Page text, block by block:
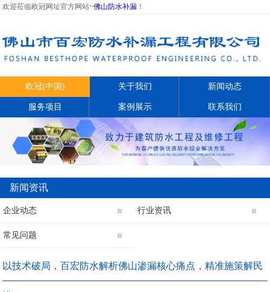
欢迎莅临欧冠网址官方网站~佛山防水补漏 ！
欧冠(中国) 关于我们 新闻动态
服务项目 案例展示 联系我们
新闻资讯
企业动态 行业资讯
常见问题
以技术破局，百宏防水解析佛山渗漏核心痛点，精准施策解民